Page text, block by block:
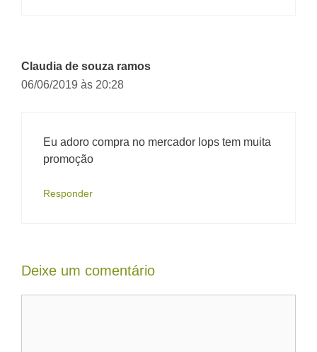
Claudia de souza ramos
06/06/2019 às 20:28
Eu adoro compra no mercador lops tem muita
promoção
Responder
Deixe um comentário